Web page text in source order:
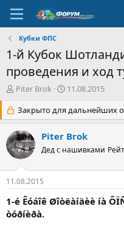
Кубки ФПС
1-й Кубок
проведения и ход
А
т
о
р
т
е
м
Piter Brok
Д
т
а
н
а
ч
а
11.08.2015
Закрыто для дальнейших
Piter Brok
Дед с нашивками
11.08.2015
1-é Êóáîê Øîòëàíäèè íà
òóðíèðà.